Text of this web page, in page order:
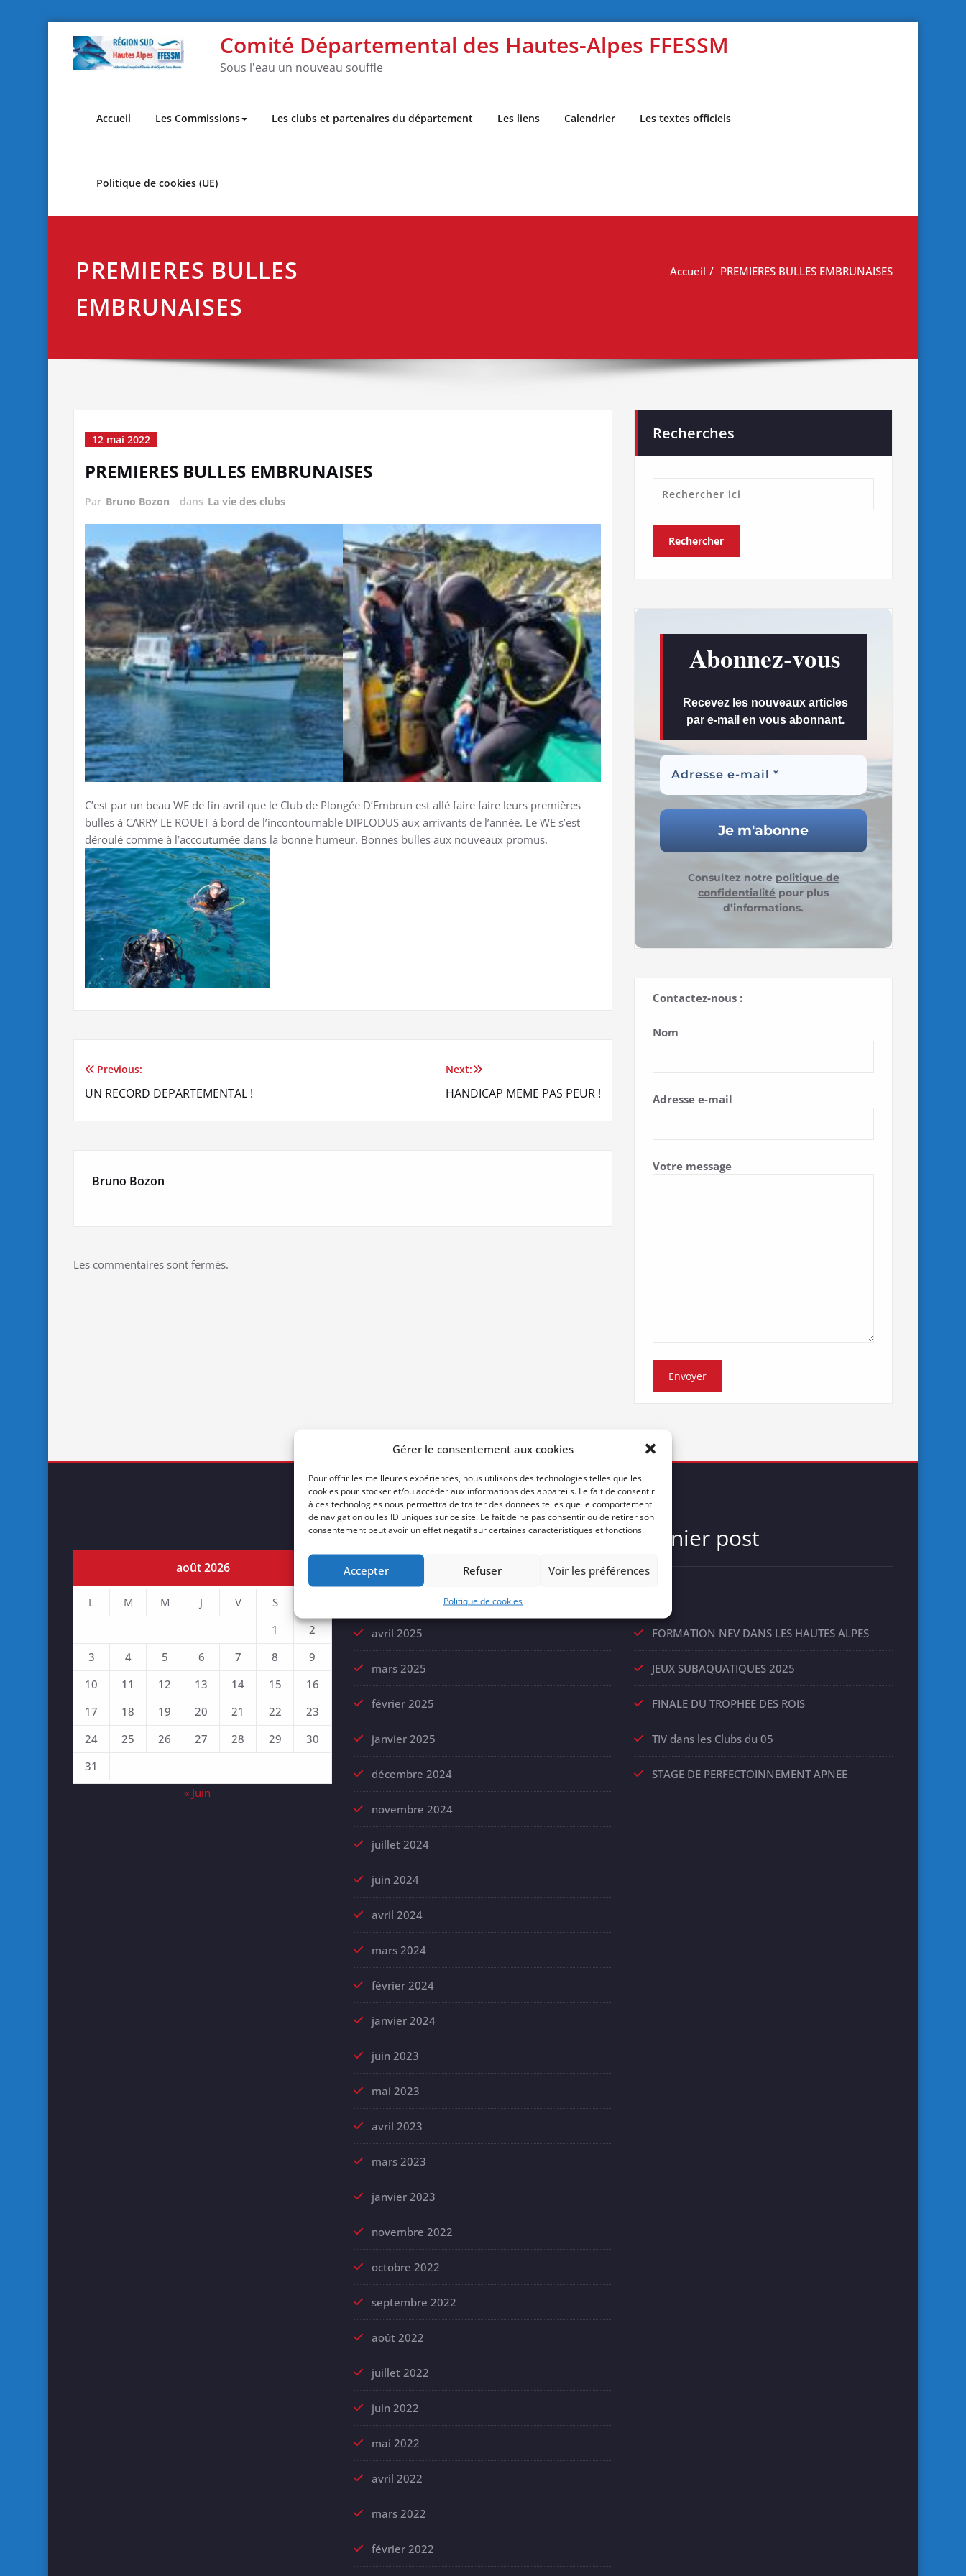
Gérer le consentement aux cookies
Pour offrir les meilleures expériences, nous utilisons des technologies telles que les
cookies pour stocker et/ou accéder aux informations des appareils. Le fait de consentir
à ces technologies nous permettra de traiter des données telles que le comportement
de navigation ou les ID uniques sur ce site. Le fait de ne pas consentir ou de retirer son
consentement peut avoir un effet négatif sur certaines caractéristiques et fonctions.
Accepter Refuser Voir les préférences
Politique de cookies
content
Comité Départemental des Hautes-Alpes FFESSM
Sous l'eau un nouveau souffle
Accueil Les Commissions Les clubs et partenaires du département Les liens Calendrier Les textes officiels
Politique de cookies (UE)
PREMIERES BULLES
EMBRUNAISES
Accueil PREMIERES BULLES EMBRUNAISES
12 mai 2022
PREMIERES BULLES EMBRUNAISES
Par Bruno Bozon dans La vie des clubs
C’est par un beau WE de fin avril que le Club de Plongée D’Embrun est allé faire faire leurs premières
bulles à CARRY LE ROUET à bord de l’incontournable DIPLODUS aux arrivants de l’année. Le WE s’est
déroulé comme à l’accoutumée dans la bonne humeur. Bonnes bulles aux nouveaux promus.
Navigation
Previous:
UN RECORD DEPARTEMENTAL !
Next:
HANDICAP MEME PAS PEUR !
Bruno Bozon
Les commentaires sont fermés.
Recherches
Abonnez-vous
Recevez les nouveaux articles
par e-mail en vous abonnant.
Consultez notre politique de
confidentialité pour plus
d’informations.
Contactez-nous :
Nom
Adresse e-mail
Votre message
août 2026
L M M J V S
1
2
3
4 5 6 7 8
9
10
11 12 13 14 15
16
17
18 19 20 21 22
23
24
25 26 27 28 29
30
31
« Juin
Archives
avril 2025
mars 2025
février 2025
janvier 2025
décembre 2024
novembre 2024
juillet 2024
juin 2024
avril 2024
mars 2024
février 2024
janvier 2024
juin 2023
mai 2023
avril 2023
mars 2023
janvier 2023
novembre 2022
octobre 2022
septembre 2022
août 2022
juillet 2022
juin 2022
mai 2022
avril 2022
mars 2022
février 2022
Dernier post
FORMATION NEV DANS LES HAUTES ALPES
JEUX SUBAQUATIQUES 2025
FINALE DU TROPHEE DES ROIS
TIV dans les Clubs du 05
STAGE DE PERFECTOINNEMENT APNEE